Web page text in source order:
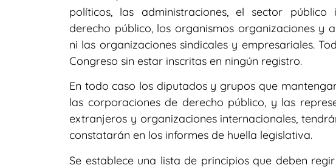
políticos, las administraciones, el sector público
derecho público, los organismos organizaciones y
ni las organizaciones sindicales y empresariales.
Congreso sin estar inscritas en ningún registro.
En todo caso los diputados y grupos que
las corporaciones de derecho público, y las
extranjeros y organizaciones internacionales,
constatarán en los informes de huella legislativa.
Se establece una lista de principios que deben